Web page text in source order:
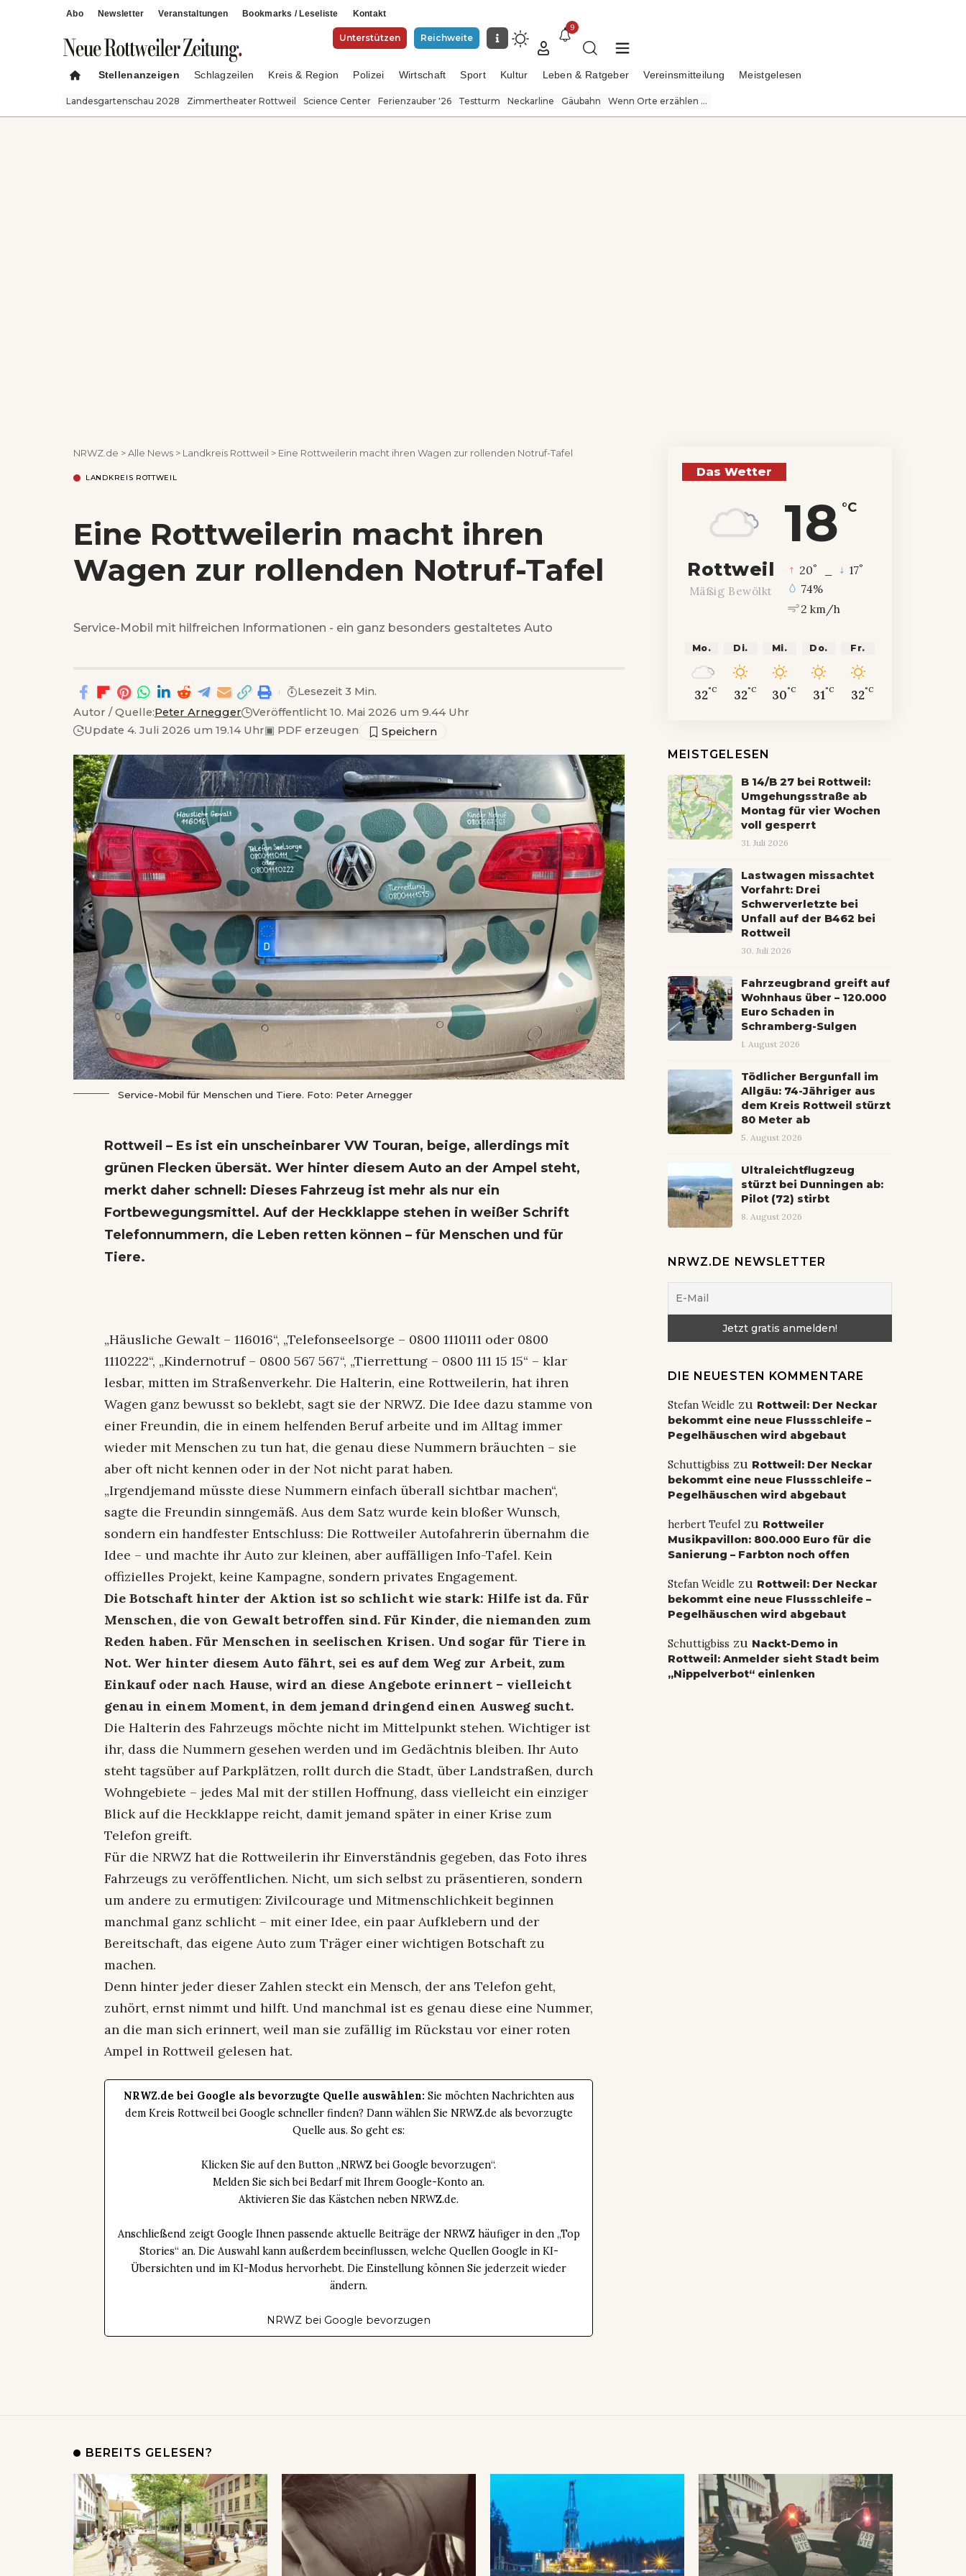
Abo Newsletter Veranstaltungen Bookmarks / Leseliste Kontakt
Unterstützen Reichweite
9
Stellenanzeigen Schlagzeilen Kreis & Region Polizei Wirtschaft Sport Kultur Leben & Ratgeber Vereinsmitteilung Meistgelesen
Landesgartenschau 2028 Zimmertheater Rottweil Science Center Ferienzauber '26 Testturm Neckarline Gäubahn Wenn Orte erzählen ...
NRWZ.de >Alle News > Landkreis Rottweil > Eine Rottweilerin macht ihren Wagen zur rollenden Notruf-Tafel
LANDKREIS ROTTWEIL
Eine Rottweilerin macht ihren
Wagen zur rollenden Notruf-Tafel
Service-Mobil mit hilfreichen Informationen - ein ganz besonders gestaltetes Auto
Autor / Quelle:Peter Arnegger
Veröffentlicht 10. Mai 2026 um 9.44 Uhr
Update 4. Juli 2026 um 19.14 Uhr▣ PDF erzeugen
Lesezeit 3 Min.
Service-Mobil für Menschen und Tiere. Foto: Peter Arnegger
Rottweil – Es ist ein unscheinbarer VW Touran, beige, allerdings mit
grünen Flecken übersät. Wer hinter diesem Auto an der Ampel steht,
merkt daher schnell: Dieses Fahrzeug ist mehr als nur ein
Fortbewegungsmittel. Auf der Heckklappe stehen in weißer Schrift
Telefonnummern, die Leben retten können – für Menschen und für
Tiere.
„Häusliche Gewalt – 116016“, „Telefonseelsorge – 0800 1110111 oder 0800
1110222“, „Kindernotruf – 0800 567 567“, „Tierrettung – 0800 111 15 15“ – klar
lesbar, mitten im Straßenverkehr. Die Halterin, eine Rottweilerin, hat ihren
Wagen ganz bewusst so beklebt, sagt sie der NRWZ. Die Idee dazu stamme von
einer Freundin, die in einem helfenden Beruf arbeite und im Alltag immer
wieder mit Menschen zu tun hat, die genau diese Nummern bräuchten – sie
aber oft nicht kennen oder in der Not nicht parat haben.
„Irgendjemand müsste diese Nummern einfach überall sichtbar machen“,
sagte die Freundin sinngemäß. Aus dem Satz wurde kein bloßer Wunsch,
sondern ein handfester Entschluss: Die Rottweiler Autofahrerin übernahm die
Idee – und machte ihr Auto zur kleinen, aber auffälligen Info-Tafel. Kein
offizielles Projekt, keine Kampagne, sondern privates Engagement.
Die Botschaft hinter der Aktion ist so schlicht wie stark: Hilfe ist da. Für
Menschen, die von Gewalt betroffen sind. Für Kinder, die niemanden zum
Reden haben. Für Menschen in seelischen Krisen. Und sogar für Tiere in
Not. Wer hinter diesem Auto fährt, sei es auf dem Weg zur Arbeit, zum
Einkauf oder nach Hause, wird an diese Angebote erinnert – vielleicht
genau in einem Moment, in dem jemand dringend einen Ausweg sucht.
Die Halterin des Fahrzeugs möchte nicht im Mittelpunkt stehen. Wichtiger ist
ihr, dass die Nummern gesehen werden und im Gedächtnis bleiben. Ihr Auto
steht tagsüber auf Parkplätzen, rollt durch die Stadt, über Landstraßen, durch
Wohngebiete – jedes Mal mit der stillen Hoffnung, dass vielleicht ein einziger
Blick auf die Heckklappe reicht, damit jemand später in einer Krise zum
Telefon greift.
Für die NRWZ hat die Rottweilerin ihr Einverständnis gegeben, das Foto ihres
Fahrzeugs zu veröffentlichen. Nicht, um sich selbst zu präsentieren, sondern
um andere zu ermutigen: Zivilcourage und Mitmenschlichkeit beginnen
manchmal ganz schlicht – mit einer Idee, ein paar Aufklebern und der
Bereitschaft, das eigene Auto zum Träger einer wichtigen Botschaft zu
machen.
Denn hinter jeder dieser Zahlen steckt ein Mensch, der ans Telefon geht,
zuhört, ernst nimmt und hilft. Und manchmal ist es genau diese eine Nummer,
an die man sich erinnert, weil man sie zufällig im Rückstau vor einer roten
Ampel in Rottweil gelesen hat.
NRWZ.de bei Google als bevorzugte Quelle auswählen: Sie möchten Nachrichten aus
dem Kreis Rottweil bei Google schneller finden? Dann wählen Sie NRWZ.de als bevorzugte
Quelle aus. So geht es:
Klicken Sie auf den Button „NRWZ bei Google bevorzugen“.
Melden Sie sich bei Bedarf mit Ihrem Google-Konto an.
Aktivieren Sie das Kästchen neben NRWZ.de.
Anschließend zeigt Google Ihnen passende aktuelle Beiträge der NRWZ häufiger in den „Top
Stories“ an. Die Auswahl kann außerdem beeinflussen, welche Quellen Google in KI-
Übersichten und im KI-Modus hervorhebt. Die Einstellung können Sie jederzeit wieder
ändern.
NRWZ bei Google bevorzugen
Das Wetter
18 °C
Rottweil
Mäßig Bewölkt
20° 17°
74%
2 km/h
Mo.
32°C
Di.
32°C
Mi.
30°C
Do.
31°C
Fr.
32°C
MEISTGELESEN
B 14/B 27 bei Rottweil:
Umgehungsstraße ab
Montag für vier Wochen
voll gesperrt
31. Juli 2026
Lastwagen missachtet
Vorfahrt: Drei
Schwerverletzte bei
Unfall auf der B462 bei
Rottweil
30. Juli 2026
Fahrzeugbrand greift auf
Wohnhaus über – 120.000
Euro Schaden in
Schramberg-Sulgen
1. August 2026
Tödlicher Bergunfall im
Allgäu: 74-Jähriger aus
dem Kreis Rottweil stürzt
80 Meter ab
5. August 2026
Ultraleichtflugzeug
stürzt bei Dunningen ab:
Pilot (72) stirbt
8. August 2026
NRWZ.DE NEWSLETTER
DIE NEUESTEN KOMMENTARE
Stefan Weidle zu Rottweil: Der Neckar
bekommt eine neue Flussschleife –
Pegelhäuschen wird abgebaut
Schuttigbiss zu Rottweil: Der Neckar
bekommt eine neue Flussschleife –
Pegelhäuschen wird abgebaut
herbert Teufelzu Rottweiler
Musikpavillon: 800.000 Euro für die
Sanierung – Farbton noch offen
Stefan Weidle zu Rottweil: Der Neckar
bekommt eine neue Flussschleife –
Pegelhäuschen wird abgebaut
Schuttigbiss zu Nackt-Demo in
Rottweil: Anmelder sieht Stadt beim
„Nippelverbot“ einlenken
BEREITS GELESEN?